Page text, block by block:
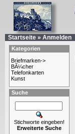
Startseite » Anmelden
Kategorien
Briefmarken->
BÃ¼cher
Telefonkarten
Kunst
Suche
Stichworte eingeben!
Erweiterte Suche